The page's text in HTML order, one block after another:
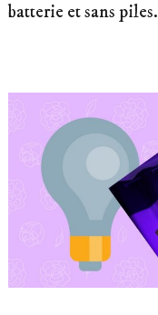
batterie et sans